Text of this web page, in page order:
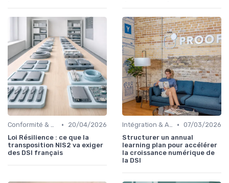
Conformité & Réglementations •
20/04/2026
Loi Résilience : ce que la
transposition NIS2 va exiger
des DSI français
Intégration & APIs • 07/03/2026
Structurer un annual
learning plan pour accélérer
la croissance numérique de
la DSI